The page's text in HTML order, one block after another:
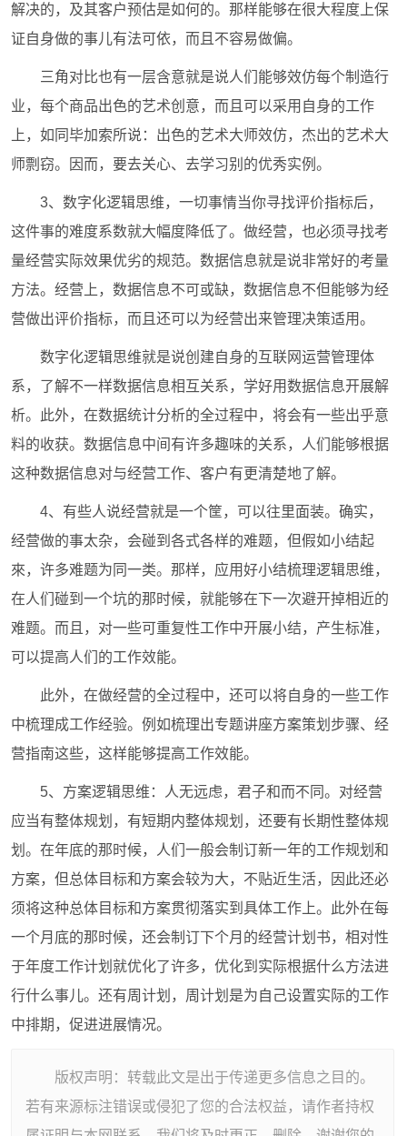
解决的，及其客户预估是如何的。那样能够在很大程度上保
证自身做的事儿有法可依，而且不容易做偏。
三角对比也有一层含意就是说人们能够效仿每个制造行
业，每个商品出色的艺术创意，而且可以采用自身的工作
上，如同毕加索所说：出色的艺术大师效仿，杰出的艺术大
师剽窃。因而，要去关心、去学习别的优秀实例。
3、数字化逻辑思维，一切事情当你寻找评价指标后，
这件事的难度系数就大幅度降低了。做经营，也必须寻找考
量经营实际效果优劣的规范。数据信息就是说非常好的考量
方法。经营上，数据信息不可或缺，数据信息不但能够为经
营做出评价指标，而且还可以为经营出来管理决策适用。
数字化逻辑思维就是说创建自身的互联网运营管理体
系，了解不一样数据信息相互关系，学好用数据信息开展解
析。此外，在数据统计分析的全过程中，将会有一些出乎意
料的收获。数据信息中间有许多趣味的关系，人们能够根据
这种数据信息对与经营工作、客户有更清楚地了解。
4、有些人说经营就是一个筐，可以往里面装。确实，
经营做的事太杂，会碰到各式各样的难题，但假如小结起
來，许多难题为同一类。那样，应用好小结梳理逻辑思维，
在人们碰到一个坑的那时候，就能够在下一次避开掉相近的
难题。而且，对一些可重复性工作中开展小结，产生标准，
可以提高人们的工作效能。
此外，在做经营的全过程中，还可以将自身的一些工作
中梳理成工作经验。例如梳理出专题讲座方案策划步骤、经
营指南这些，这样能够提高工作效能。
5、方案逻辑思维：人无远虑，君子和而不同。对经营
应当有整体规划，有短期内整体规划，还要有长期性整体规
划。在年底的那时候，人们一般会制订新一年的工作规划和
方案，但总体目标和方案会较为大，不贴近生活，因此还必
须将这种总体目标和方案贯彻落实到具体工作上。此外在每
一个月底的那时候，还会制订下个月的经营计划书，相对性
于年度工作计划就优化了许多，优化到实际根据什么方法进
行什么事儿。还有周计划，周计划是为自己设置实际的工作
中排期，促进进展情况。
版权声明：转载此文是出于传递更多信息之目的。
若有来源标注错误或侵犯了您的合法权益，请作者持权